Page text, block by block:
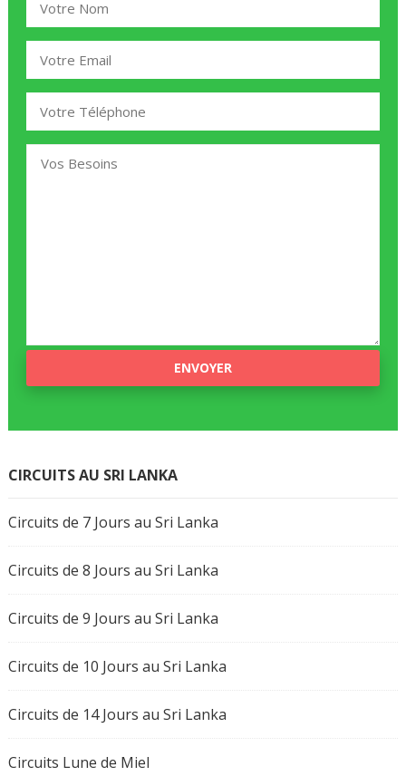
CIRCUITS AU SRI LANKA
Circuits de 7 Jours au Sri Lanka
Circuits de 8 Jours au Sri Lanka
Circuits de 9 Jours au Sri Lanka
Circuits de 10 Jours au Sri Lanka
Circuits de 14 Jours au Sri Lanka
Circuits Lune de Miel